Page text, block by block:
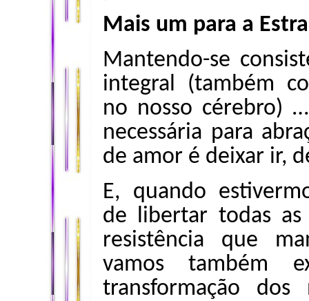
Mais um para a
Mantendo-se
integral (também
no nosso cérebro)
necessária para
de amor é deixar ir,
E, quando
de libertar todas as
resistência que
vamos também
transformação dos